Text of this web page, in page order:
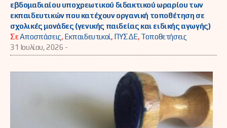
εβδομαδιαίου υποχρεωτικού διδακτικού ωραρίου των
εκπαιδευτικών που κατέχουν οργανική τοποθέτηση σε
σχολικές μονάδες (γενικής παιδείας και ειδικής αγωγής)
ΣεΑποσπάσεις, Εκπαιδευτικοί, ΠΥΣΔΕ, Τοποθετήσεις
31 Ιουλίου, 2026 -